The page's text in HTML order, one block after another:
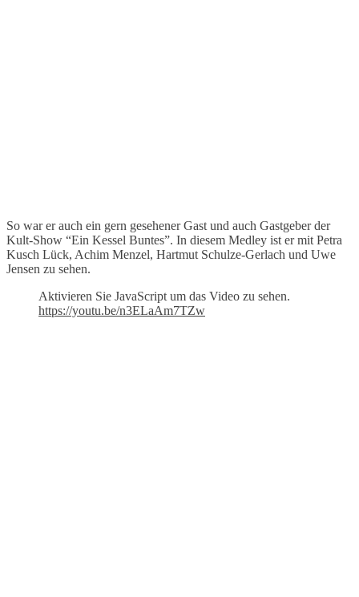
So war er auch ein gern gesehener Gast und auch Gastgeber der
Kult-Show “Ein Kessel Buntes”. In diesem Medley ist er mit Petra
Kusch Lück, Achim Menzel, Hartmut Schulze-Gerlach und Uwe
Jensen zu sehen.
Aktivieren Sie JavaScript um das Video zu sehen.
https://youtu.be/n3ELaAm7TZw